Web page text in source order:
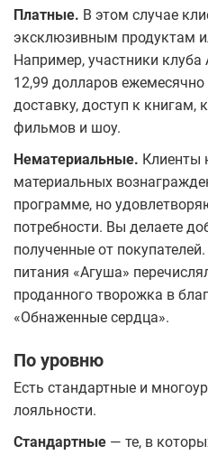
Платные. В этом случае
эксклюзивным продуктам
Например, участники
12,99 долларов
доставку, доступ к
фильмов и шоу.
Нематериальные. Клиенты
материальных
программе, но
потребности. Вы делаете
полученные от
питания «Агуша»
проданного творожка в
«Обнаженные сердца».
По уровню
Есть стандартные и
лояльности.
Стандартные — те, в